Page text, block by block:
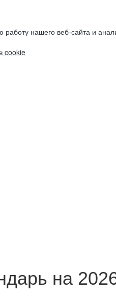
нашего веб-сайта и
cookie
на